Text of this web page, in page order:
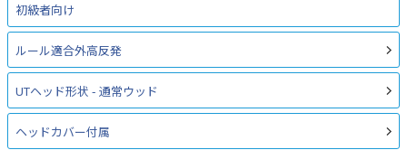
初級者向け
ルール適合外高反発
UTヘッド形状 - 通常ウッド
ヘッドカバー付属